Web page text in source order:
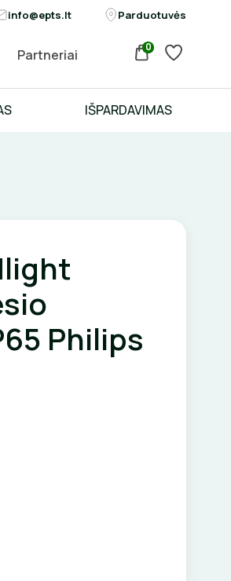
info@epts.lt Parduotuvės
Partneriai 0
IŠPARDAVIMAS
Philips